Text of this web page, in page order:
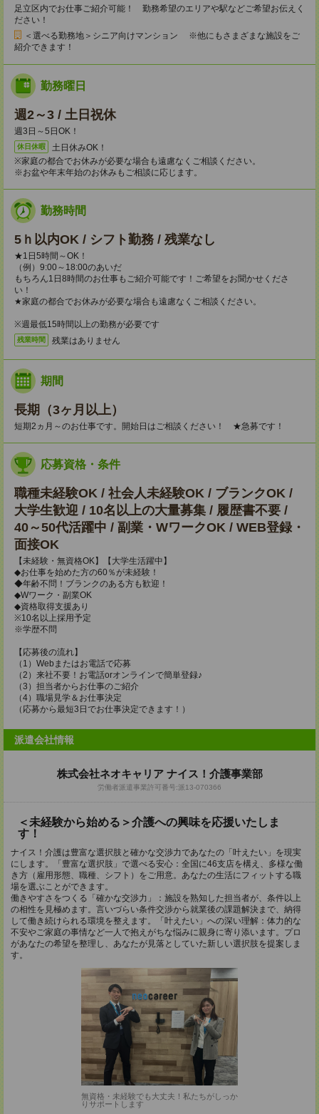
足立区内でお仕事ご紹介可能！ 勤務希望のエリアや駅などご希望お伝えく
ださい！
＜選べる勤務地＞シニア向けマンション ※他にもさまざまな施設をご
紹介できます！
勤務曜日
週2～3 / 土日祝休
週3日～5日OK！
休日休暇
土日休みOK！
※家庭の都合でお休みが必要な場合も遠慮なくご相談ください。
※お盆や年末年始のお休みもご相談に応じます。
勤務時間
5ｈ以内OK / シフト勤務 / 残業なし
★1日5時間～OK！
（例）9:00～18:00のあいだ
もちろん1日8時間のお仕事もご紹介可能です！ご希望をお聞かせくださ
い！
★家庭の都合でお休みが必要な場合も遠慮なくご相談ください。
※週最低15時間以上の勤務が必要です
残業時間 残業はありません
期間
長期（3ヶ月以上）
短期2ヵ月～のお仕事です。開始日はご相談ください！ ★急募です！
応募資格・条件
職種未経験OK / 社会人未経験OK / ブランクOK /
大学生歓迎 / 10名以上の大量募集 / 履歴書不要 /
40～50代活躍中 / 副業・WワークOK / WEB登録・
面接OK
【未経験・無資格OK】【大学生活躍中】
◆お仕事を始めた方の60％が未経験！
◆年齢不問！ブランクのある方も歓迎！
◆Wワーク・副業OK
◆資格取得支援あり
※10名以上採用予定
※学歴不問
【応募後の流れ】
（1）Webまたはお電話で応募
（2）来社不要！お電話orオンラインで簡単登録♪
（3）担当者からお仕事のご紹介
（4）職場見学＆お仕事決定
（応募から最短3日でお仕事決定できます！）
派遣会社情報
株式会社ネオキャリア ナイス！介護事業部
労働者派遣事業許可番号:派13-070366
＜未経験から始める＞介護への興味を応援いたしま
す！
ナイス！介護は豊富な選択肢と確かな交渉力であなたの「叶えたい」を現実
にします。「豊富な選択肢」で選べる安心：全国に46支店を構え、多様な働
き方（雇用形態、職種、シフト）をご用意。あなたの生活にフィットする職
場を選ぶことができます。
働きやすさをつくる「確かな交渉力」：施設を熟知した担当者が、条件以上
の相性を見極めます。言いづらい条件交渉から就業後の課題解決まで、納得
して働き続けられる環境を整えます。「叶えたい」への深い理解：体力的な
不安やご家庭の事情など一人で抱えがちな悩みに親身に寄り添います。プロ
があなたの希望を整理し、あなたが見落としていた新しい選択肢を提案しま
す。
無資格・未経験でも大丈夫！私たちがしっか
りサポートします